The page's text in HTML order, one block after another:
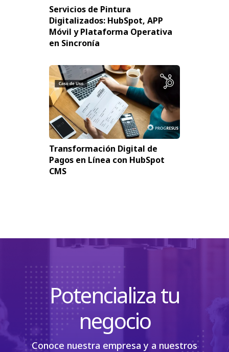
Servicios de Pintura
Digitalizados: HubSpot, APP
Móvil y Plataforma Operativa
en Sincronía
Transformación Digital de
Pagos en Línea con HubSpot
CMS
Potencializa tu
negocio
Conoce nuestra empresa y a nuestros